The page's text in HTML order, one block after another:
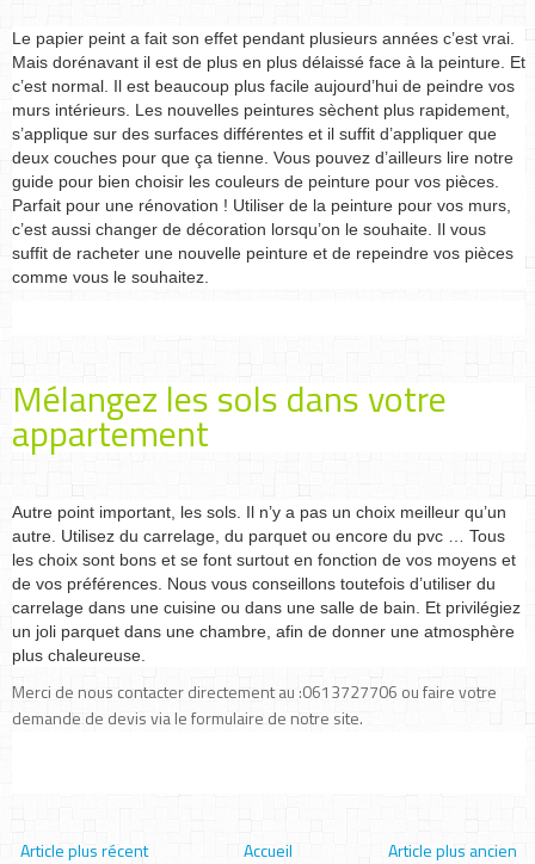
Le papier peint a fait son effet pendant plusieurs années c’est vrai.
Mais dorénavant il est de plus en plus délaissé face à la peinture. Et
c’est normal. Il est beaucoup plus facile aujourd’hui de peindre vos
murs intérieurs. Les nouvelles peintures sèchent plus rapidement,
s’applique sur des surfaces différentes et il suffit d’appliquer que
deux couches pour que ça tienne. Vous pouvez d’ailleurs lire notre
guide pour bien choisir les couleurs de peinture pour vos pièces.
Parfait pour une rénovation ! Utiliser de la peinture pour vos murs,
c’est aussi changer de décoration lorsqu’on le souhaite. Il vous
suffit de racheter une nouvelle peinture et de repeindre vos pièces
comme vous le souhaitez.
Mélangez les sols dans votre
appartement
Autre point important, les sols. Il n’y a pas un choix meilleur qu’un
autre. Utilisez du carrelage, du parquet ou encore du pvc … Tous
les choix sont bons et se font surtout en fonction de vos moyens et
de vos préférences. Nous vous conseillons toutefois d’utiliser du
carrelage dans une cuisine ou dans une salle de bain. Et privilégiez
un joli parquet dans une chambre, afin de donner une atmosphère
plus chaleureuse.
Merci de nous contacter directement au :0613727706 ou faire votre
demande de devis via le formulaire de notre site.
Article plus récent Article plus ancien
Accueil